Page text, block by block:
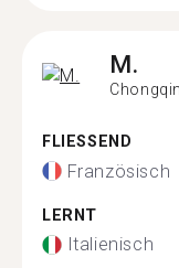
M.
FLIESSEND
Französisch
LERNT
Italienisch